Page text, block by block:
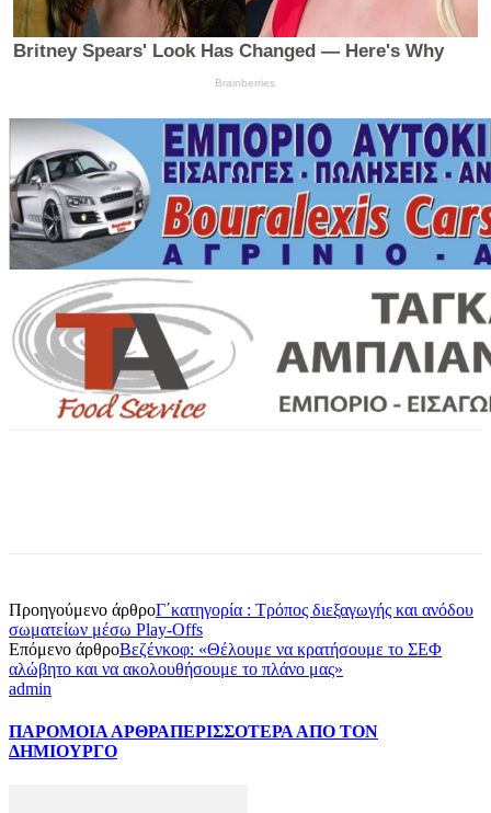
Προηγούμενο άρθροΓ΄κατηγορία : Τρόπος διεξαγωγής και ανόδου
σωματείων μέσω Play-Offs
Επόμενο άρθροΒεζένκοφ: «Θέλουμε να κρατήσουμε το ΣΕΦ
αλώβητο και να ακολουθήσουμε το πλάνο μας»
admin
ΠΑΡΟΜΟΙΑ ΑΡΘΡΑΠΕΡΙΣΣΟΤΕΡΑ ΑΠΟ ΤΟΝ
ΔΗΜΙΟΥΡΓΟ